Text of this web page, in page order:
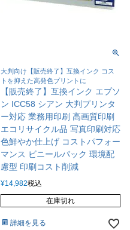
大判向け【販売終了】互換インク コス
トを抑えた高発色プリントに
【販売終了】互換インク エプソ
ン ICC58 シアン 大判プリンタ
ー対応 業務用印刷 高画質印刷
エコリサイクル品 写真印刷対応
色鮮やか仕上げ コストパフォー
マンス ビニールパック 環境配
慮型 印刷コスト削減
¥14,982税込
在庫切れ
詳細を見る